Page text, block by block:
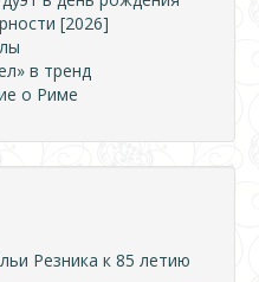
[2026]
в тренд
о Риме
Резника к 85 летию